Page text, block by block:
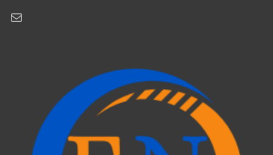
Correo electrónico